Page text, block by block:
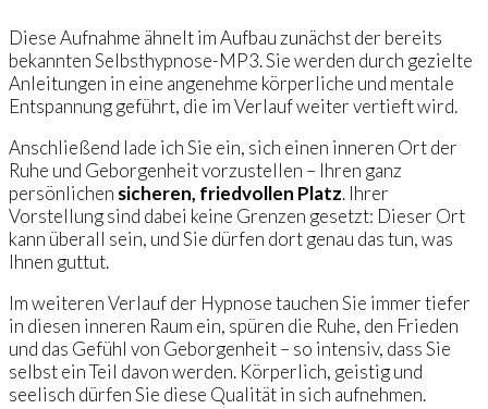
Diese Aufnahme ähnelt im Aufbau zunächst der bereits
bekannten Selbsthypnose-MP3. Sie werden durch gezielte
Anleitungen in eine angenehme körperliche und mentale
Entspannung geführt, die im Verlauf weiter vertieft wird.
Anschließend lade ich Sie ein, sich einen inneren Ort der
Ruhe und Geborgenheit vorzustellen – Ihren ganz
persönlichen sicheren, friedvollen Platz. Ihrer
Vorstellung sind dabei keine Grenzen gesetzt: Dieser Ort
kann überall sein, und Sie dürfen dort genau das tun, was
Ihnen guttut.
Im weiteren Verlauf der Hypnose tauchen Sie immer tiefer
in diesen inneren Raum ein, spüren die Ruhe, den Frieden
und das Gefühl von Geborgenheit – so intensiv, dass Sie
selbst ein Teil davon werden. Körperlich, geistig und
seelisch dürfen Sie diese Qualität in sich aufnehmen.